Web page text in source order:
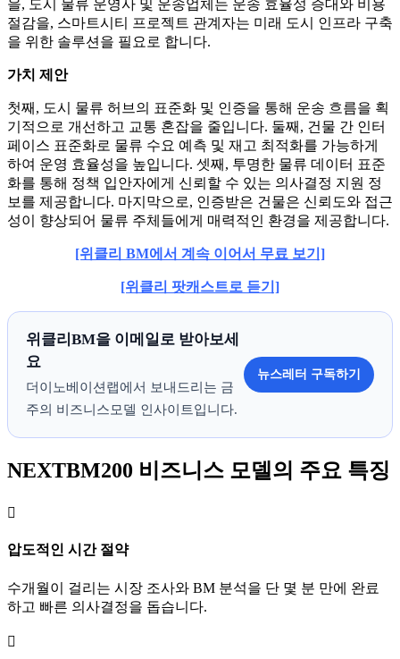
을, 도시 물류 운영사 및 운송업체는 운송 효율성 증대와 비용
절감을, 스마트시티 프로젝트 관계자는 미래 도시 인프라 구축
을 위한 솔루션을 필요로 합니다.
가치 제안
첫째, 도시 물류 허브의 표준화 및 인증을 통해 운송 흐름을 획
기적으로 개선하고 교통 혼잡을 줄입니다. 둘째, 건물 간 인터
페이스 표준화로 물류 수요 예측 및 재고 최적화를 가능하게
하여 운영 효율성을 높입니다. 셋째, 투명한 물류 데이터 표준
화를 통해 정책 입안자에게 신뢰할 수 있는 의사결정 지원 정
보를 제공합니다. 마지막으로, 인증받은 건물은 신뢰도와 접근
성이 향상되어 물류 주체들에게 매력적인 환경을 제공합니다.
[위클리 BM에서 계속 이어서 무료 보기]
[위클리 팟캐스트로 듣기]
위클리BM을 이메일로 받아보세
요
더이노베이션랩에서 보내드리는 금
주의 비즈니스모델 인사이트입니다.
뉴스레터 구독하기
NEXTBM200 비즈니스 모델의 주요 특징

압도적인 시간 절약
수개월이 걸리는 시장 조사와 BM 분석을 단 몇 분 만에 완료
하고 빠른 의사결정을 돕습니다.
